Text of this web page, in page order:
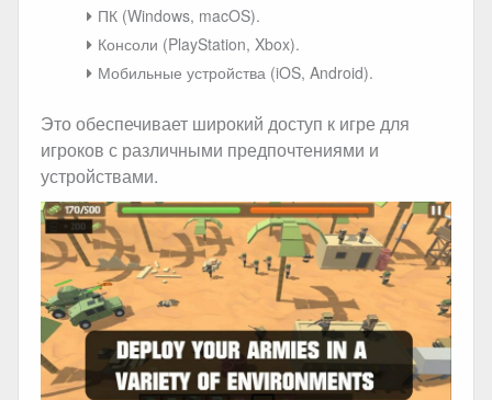
ПК (Windows, macOS).
Консоли (PlayStation, Xbox).
Мобильные устройства (iOS, Android).
Это обеспечивает широкий доступ к игре для
игроков с различными предпочтениями и
устройствами.